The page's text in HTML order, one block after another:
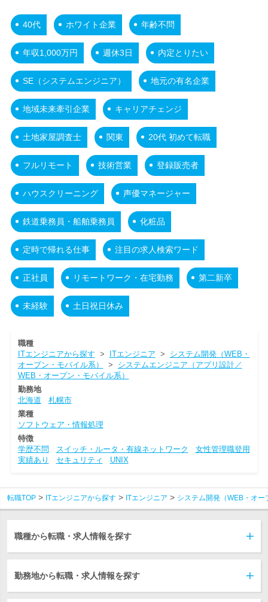
40代 ホワイト企業 年齢不問
年収1,000万円 週休3日 内定とりたい
SE（システムエンジニア） 地元の有名企業
地域未来牽引企業 キャリアチェンジ
土地家屋調査士 関東 20代 初めて転職
フルリモート 技術営業 登録販売者
ハウスクリーニング 声優マネージャー
鉄道乗務員・船舶乗務員 化粧品
定時で帰れる仕事 注目の求人検索ワード
正社員 リモートワーク・在宅勤務 第二新卒
未経験 土日祝日休み
職種
ITエンジニアから探す > ITエンジニア > システム開発（WEB・
オープン・モバイル系）
> システムエンジニア（アプリ設計／
WEB・オープン・モバイル系）
勤務地
北海道
札幌市
業種
ソフトウェア・情報処理
特徴
学歴不問
スイッチ・ルータ・有線ネットワーク
女性管理職登用
実績あり
セキュリティ UNIX
転職TOP ITエンジニアから探す ITエンジニア システム開発（WEB・オ
職種から転職・求人情報を探す
勤務地から転職・求人情報を探す